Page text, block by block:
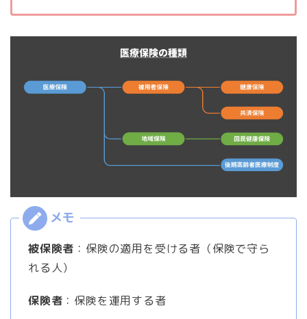
被保険者 ：保険の適用を受ける者（保険で守ら
れる人）
保険者 ：保険を運用する者